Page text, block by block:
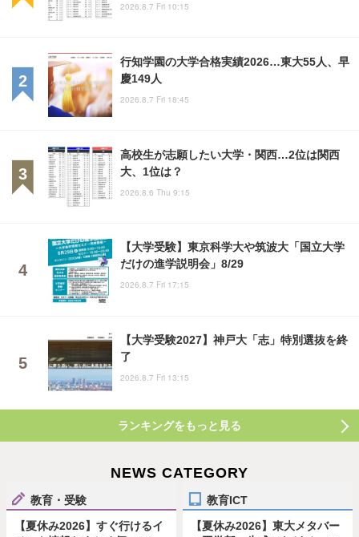
2026.8.7 Fri 10:15
行知学園の大学合格実績2026…東大55人、早
慶149人
2026.8.7 Fri 18:45
高校生が志願したい大学・関西…2位は関西
大、1位は？
2026.8.6 Thu 9:15
【大学受験】東京科学大や筑波大「国立大学
だけの進学説明会」8/29
2026.8.7 Fri 17:15
【大学受験2027】神戸大「志」特別選抜を終
了
2026.8.7 Fri 13:15
ランキングをもっと見る
NEWS CATEGORY
教育・受験
【夏休み2026】すぐ行けるイ
教育ICT
【夏休み2026】東大メタバー